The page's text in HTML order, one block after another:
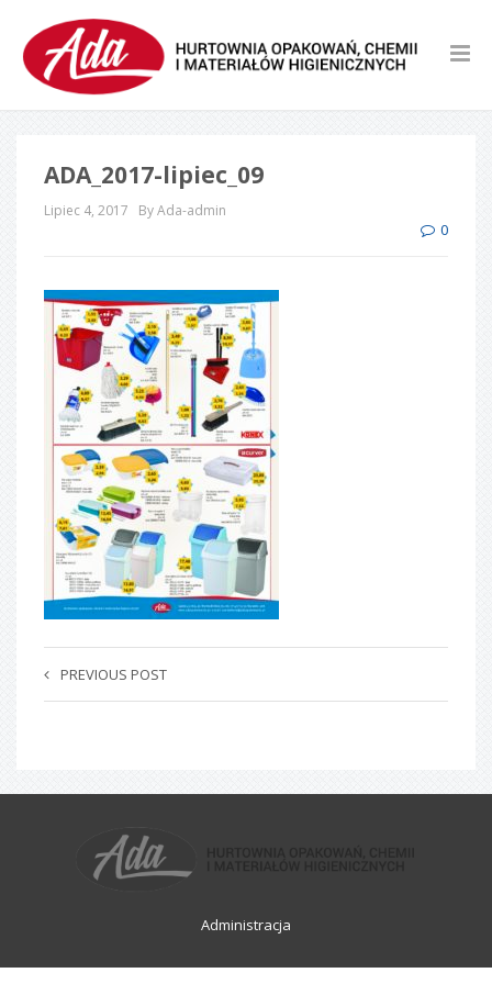
ADA_2017-lipiec_09
Lipiec 4, 2017 By Ada-admin
0
PREVIOUS POST
Administracja